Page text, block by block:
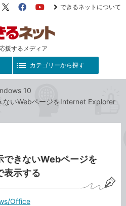
援するメディア
X（旧
FacebookYouTube
できるネットについて
カテゴリーから探す
10
いWebページをInternet Explorer
きないWebページを
示する
Office